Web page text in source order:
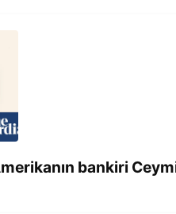
bankiri